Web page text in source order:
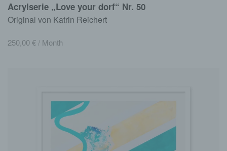
Acrylserie „Love your dorf“ Nr. 50
Original von Katrin Reichert
250,00€/ Month